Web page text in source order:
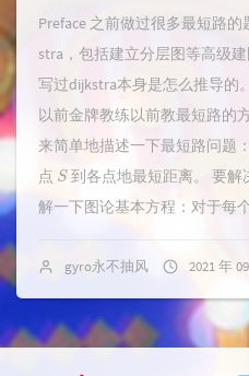
Preface 之前做过很多最短路
stra，包括建立分层图等高级
写过dijkstra本身是怎么推导的
以前金牌教练以前教最短路的
来简单地描述一下最短路问题
点 S到各点地最短距离。 要解
解一下图论基本方程：对于每
gyro永不抽风 2021 年